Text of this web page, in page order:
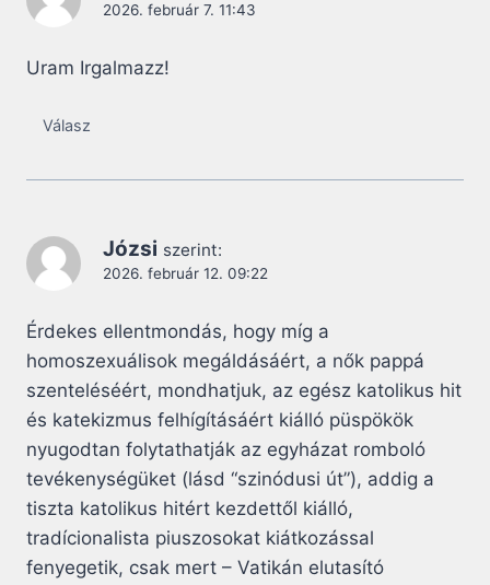
2026. február 7. 11:43
Uram Irgalmazz!
Válasz
Józsi szerint:
2026. február 12. 09:22
Érdekes ellentmondás, hogy míg a
homoszexuálisok megáldásáért, a nők pappá
szenteléséért, mondhatjuk, az egész katolikus hit
és katekizmus felhígításáért kiálló püspökök
nyugodtan folytathatják az egyházat romboló
tevékenységüket (lásd “szinódusi út”), addig a
tiszta katolikus hitért kezdettől kiálló,
tradícionalista piuszosokat kiátkozással
fenyegetik, csak mert – Vatikán elutasító